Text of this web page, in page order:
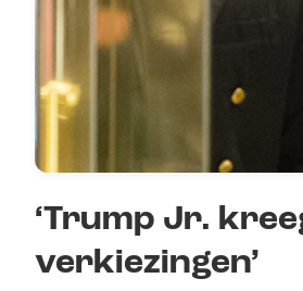
‘Trump Jr.
verkiezingen’